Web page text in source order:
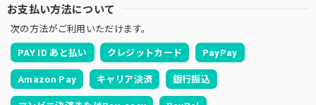
お支払い方法について
次の方法がご利用いただけます。
PAY ID あと払い クレジットカード PayPay
Amazon Pay キャリア決済 銀行振込